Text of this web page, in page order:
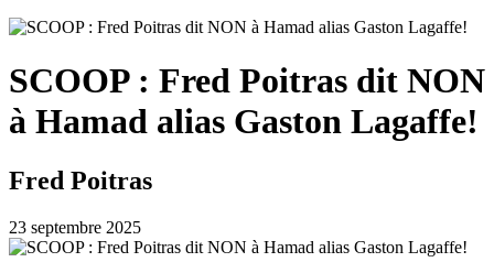
SCOOP : Fred Poitras dit NON
à Hamad alias Gaston Lagaffe!
Fred Poitras
23 septembre 2025